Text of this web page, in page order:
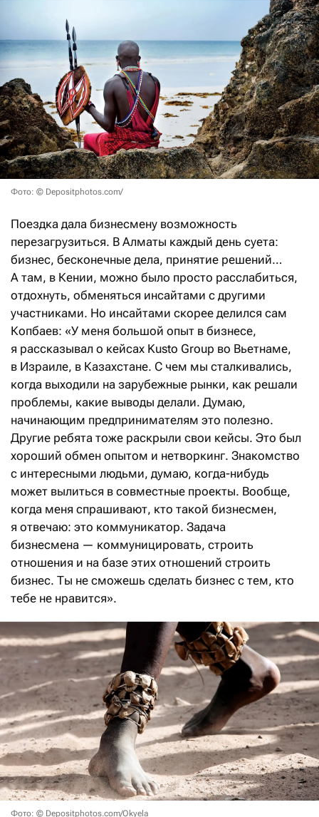
Фото: © Depositphotos.com/
Поездка дала бизнесмену возможность
перезагрузиться. В Алматы каждый день суета:
бизнес, бесконечные дела, принятие решений…
А там, в Кении, можно было просто расслабиться,
отдохнуть, обменяться инсайтами с другими
участниками. Но инсайтами скорее делился сам
Копбаев: «У меня большой опыт в бизнесе,
я рассказывал о кейсах Kusto Group во Вьетнаме,
в Израиле, в Казахстане. С чем мы сталкивались,
когда выходили на зарубежные рынки, как решали
проблемы, какие выводы делали. Думаю,
начинающим предпринимателям это полезно.
Другие ребята тоже раскрыли свои кейсы. Это был
хороший обмен опытом и нетворкинг. Знакомство
с интересными людьми, думаю, когда-нибудь
может вылиться в совместные проекты. Вообще,
когда меня спрашивают, кто такой бизнесмен,
я отвечаю: это коммуникатор. Задача
бизнесмена — коммуницировать, строить
отношения и на базе этих отношений строить
бизнес. Ты не сможешь сделать бизнес с тем, кто
тебе не нравится».
Фото: © Depositphotos.com/Okyela